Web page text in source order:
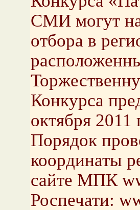
СМИ могут
отбора в
Конкурса
октября 2011
Порядок
координаты
сайте МПК
Роспечати: